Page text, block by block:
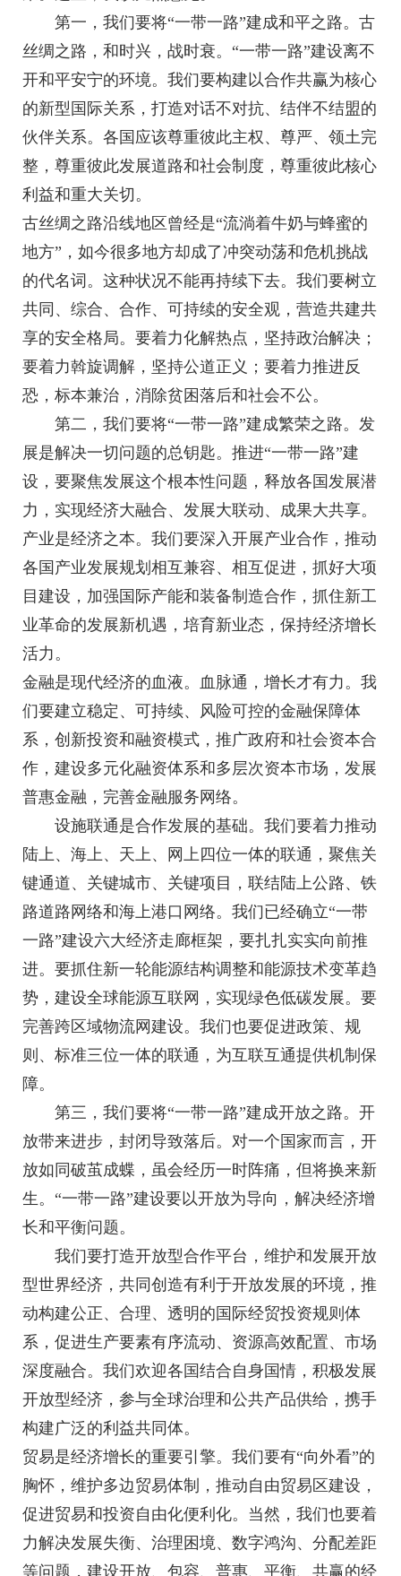
第一，我们要将“一带一路”建成和平之路。古
丝绸之路，和时兴，战时衰。“一带一路”建设离不
开和平安宁的环境。我们要构建以合作共赢为核心
的新型国际关系，打造对话不对抗、结伴不结盟的
伙伴关系。各国应该尊重彼此主权、尊严、领土完
整，尊重彼此发展道路和社会制度，尊重彼此核心
利益和重大关切。
古丝绸之路沿线地区曾经是“流淌着牛奶与蜂蜜的
地方”，如今很多地方却成了冲突动荡和危机挑战
的代名词。这种状况不能再持续下去。我们要树立
共同、综合、合作、可持续的安全观，营造共建共
享的安全格局。要着力化解热点，坚持政治解决；
要着力斡旋调解，坚持公道正义；要着力推进反
恐，标本兼治，消除贫困落后和社会不公。
第二，我们要将“一带一路”建成繁荣之路。发
展是解决一切问题的总钥匙。推进“一带一路”建
设，要聚焦发展这个根本性问题，释放各国发展潜
力，实现经济大融合、发展大联动、成果大共享。
产业是经济之本。我们要深入开展产业合作，推动
各国产业发展规划相互兼容、相互促进，抓好大项
目建设，加强国际产能和装备制造合作，抓住新工
业革命的发展新机遇，培育新业态，保持经济增长
活力。
金融是现代经济的血液。血脉通，增长才有力。我
们要建立稳定、可持续、风险可控的金融保障体
系，创新投资和融资模式，推广政府和社会资本合
作，建设多元化融资体系和多层次资本市场，发展
普惠金融，完善金融服务网络。
设施联通是合作发展的基础。我们要着力推动
陆上、海上、天上、网上四位一体的联通，聚焦关
键通道、关键城市、关键项目，联结陆上公路、铁
路道路网络和海上港口网络。我们已经确立“一带
一路”建设六大经济走廊框架，要扎扎实实向前推
进。要抓住新一轮能源结构调整和能源技术变革趋
势，建设全球能源互联网，实现绿色低碳发展。要
完善跨区域物流网建设。我们也要促进政策、规
则、标准三位一体的联通，为互联互通提供机制保
障。
第三，我们要将“一带一路”建成开放之路。开
放带来进步，封闭导致落后。对一个国家而言，开
放如同破茧成蝶，虽会经历一时阵痛，但将换来新
生。“一带一路”建设要以开放为导向，解决经济增
长和平衡问题。
我们要打造开放型合作平台，维护和发展开放
型世界经济，共同创造有利于开放发展的环境，推
动构建公正、合理、透明的国际经贸投资规则体
系，促进生产要素有序流动、资源高效配置、市场
深度融合。我们欢迎各国结合自身国情，积极发展
开放型经济，参与全球治理和公共产品供给，携手
构建广泛的利益共同体。
贸易是经济增长的重要引擎。我们要有“向外看”的
胸怀，维护多边贸易体制，推动自由贸易区建设，
促进贸易和投资自由化便利化。当然，我们也要着
力解决发展失衡、治理困境、数字鸿沟、分配差距
等问题，建设开放、包容、普惠、平衡、共赢的经